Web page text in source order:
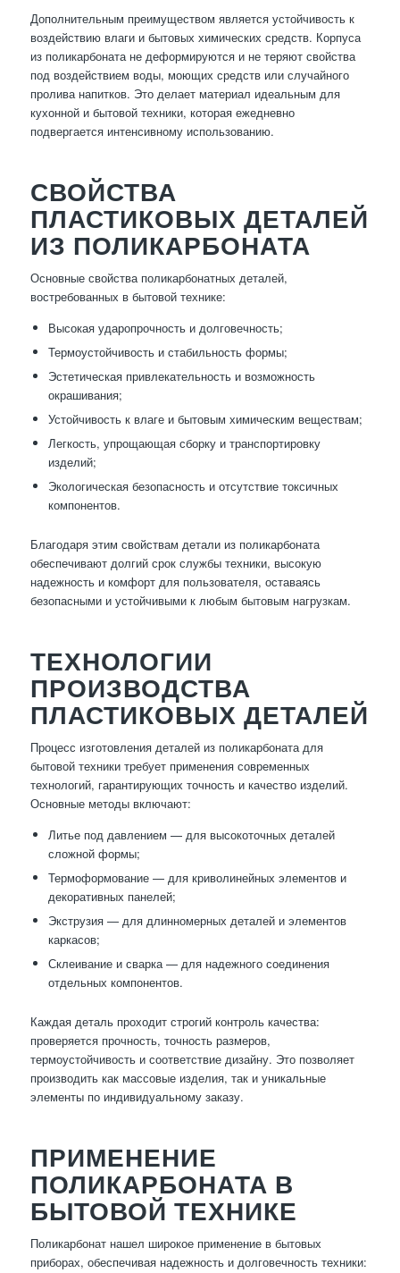
Дополнительным преимуществом является устойчивость к
воздействию влаги и бытовых химических средств. Корпуса
из поликарбоната не деформируются и не теряют свойства
под воздействием воды, моющих средств или случайного
пролива напитков. Это делает материал идеальным для
кухонной и бытовой техники, которая ежедневно
подвергается интенсивному использованию.
СВОЙСТВА
ПЛАСТИКОВЫХ ДЕТАЛЕЙ
ИЗ ПОЛИКАРБОНАТА
Основные свойства поликарбонатных деталей,
востребованных в бытовой технике:
Высокая ударопрочность и долговечность;
Термоустойчивость и стабильность формы;
Эстетическая привлекательность и возможность
окрашивания;
Устойчивость к влаге и бытовым химическим веществам;
Легкость, упрощающая сборку и транспортировку
изделий;
Экологическая безопасность и отсутствие токсичных
компонентов.
Благодаря этим свойствам детали из поликарбоната
обеспечивают долгий срок службы техники, высокую
надежность и комфорт для пользователя, оставаясь
безопасными и устойчивыми к любым бытовым нагрузкам.
ТЕХНОЛОГИИ
ПРОИЗВОДСТВА
ПЛАСТИКОВЫХ ДЕТАЛЕЙ
Процесс изготовления деталей из поликарбоната для
бытовой техники требует применения современных
технологий, гарантирующих точность и качество изделий.
Основные методы включают:
Литье под давлением — для высокоточных деталей
сложной формы;
Термоформование — для криволинейных элементов и
декоративных панелей;
Экструзия — для длинномерных деталей и элементов
каркасов;
Склеивание и сварка — для надежного соединения
отдельных компонентов.
Каждая деталь проходит строгий контроль качества:
проверяется прочность, точность размеров,
термоустойчивость и соответствие дизайну. Это позволяет
производить как массовые изделия, так и уникальные
элементы по индивидуальному заказу.
ПРИМЕНЕНИЕ
ПОЛИКАРБОНАТА В
БЫТОВОЙ ТЕХНИКЕ
Поликарбонат нашел широкое применение в бытовых
приборах, обеспечивая надежность и долговечность техники: